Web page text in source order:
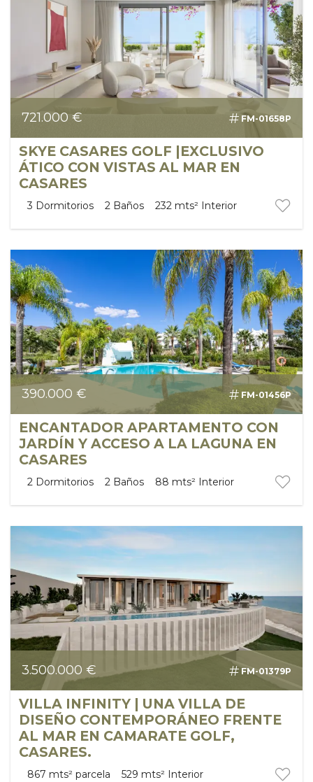
721.000 € FM-01658P
SKYE CASARES GOLF |EXCLUSIVO
ÁTICO CON VISTAS AL MAR EN
CASARES
3 Dormitorios 2 Baños 232 mts² Interior
390.000 € FM-01456P
ENCANTADOR APARTAMENTO CON
JARDÍN Y ACCESO A LA LAGUNA EN
CASARES
2 Dormitorios 2 Baños 88 mts² Interior
3.500.000 € FM-01379P
VILLA INFINITY | UNA VILLA DE
DISEÑO CONTEMPORÁNEO FRENTE
AL MAR EN CAMARATE GOLF,
CASARES.
867 mts² parcela 529 mts² Interior